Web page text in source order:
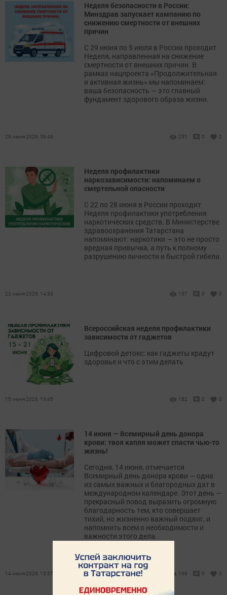
Неделя безопасности в России:
Минздрав запускает кампанию по
снижению смертности от внешних
причин
С 29 июня по 5 июля в России проходит
Неделя, направленная на снижение
смертности от внешних причин. В
рамках нацпроекта «Продолжительная
и активная жизнь» мы напоминаем:
ваша безопасность — это главный
фундамент здорового образа жизни.
29 июня 2026, 09:49 251 0 0
Неделя профилактики
наркозависимости: напоминаем о
смертельной опасности
С 22 по 28 июня в России проходит
Неделя профилактики употребления
наркотических средств. В Министерстве
здравоохранения Татарстана
напоминают: наркотики — это не просто
вредная привычка, а путь к полному
разрушению личности и быстрой гибели.
22 июня 2026, 14:33 137 0 0
Всероссийская неделя профилактики
зависимости от гаджетов
Цифровой детокс: как гаджеты крадут
здоровье и что с этим делать
15 июня 2026, 13:45 162 0 0
14 июня — Всемирный день донора
крови: твоя капля может спасти чью-то
жизнь!
Сегодня, 14 июня, отмечается
Всемирный день донора крови — одна
из самых важных и благородных дат в
международном календаре. Этот день —
прекрасный повод выразить огромную
благодарность тем, кто совершает
тихий, но жизненно важный подвиг, и
напомнить всем о необходимости и
важности этого дела.
14 июня 2026, 15:57 166 0 0